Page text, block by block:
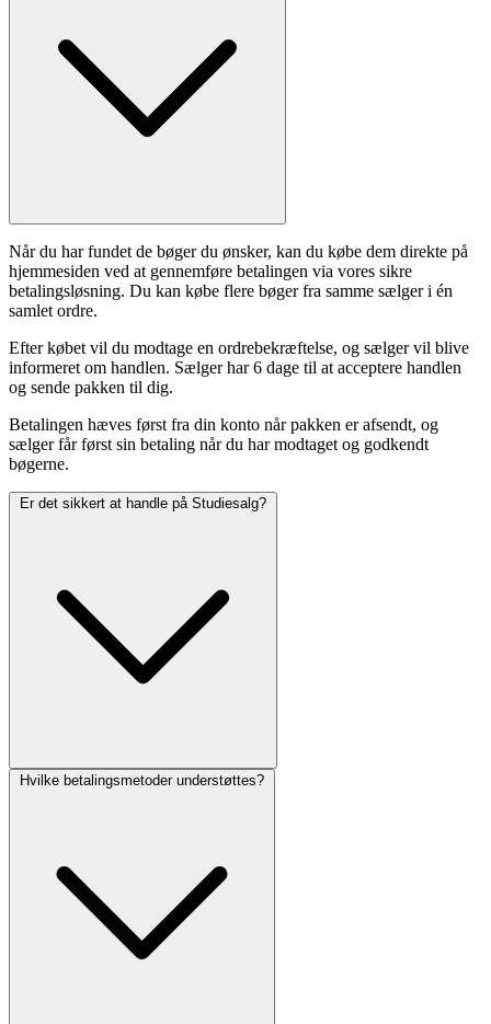
Når du har fundet de bøger du ønsker, kan du købe dem direkte på
hjemmesiden ved at gennemføre betalingen via vores sikre
betalingsløsning. Du kan købe flere bøger fra samme sælger i én
samlet ordre.
Efter købet vil du modtage en ordrebekræftelse, og sælger vil blive
informeret om handlen. Sælger har 6 dage til at acceptere handlen
og sende pakken til dig.
Betalingen hæves først fra din konto når pakken er afsendt, og
sælger får først sin betaling når du har modtaget og godkendt
bøgerne.
Er det sikkert at handle på Studiesalg?
Hvilke betalingsmetoder understøttes?